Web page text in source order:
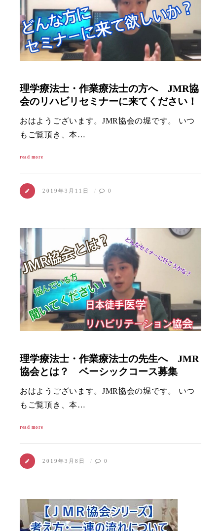
理学療法士・作業療法士の方へ JMR協
会のリハビリセミナーに来てください！
おはようございます。JMR協会の堀です。 いつ
もご覧頂き、本…
read more
2019年3月11日 0
理学療法士・作業療法士の先生へ JMR
協会とは？ ベーシックコース募集
おはようございます。JMR協会の堀です。 いつ
もご覧頂き、本…
read more
2019年3月8日 0